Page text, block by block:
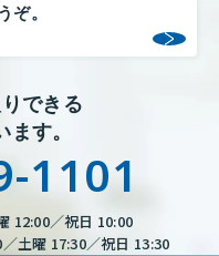
ぞ。
できる
す。
1101
12:00／祝日 10:00
土曜 17:30／祝日 13:30